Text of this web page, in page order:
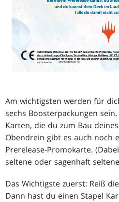
Am wichtigsten werden für
sechs Boosterpackungen
Karten, die du zum Bau
Obendrein gibt es auch noch
Prerelease-Promokarte.
seltene oder sagenhaft
Das Wichtigste zuerst: Reiß
Dann hast du einen Stapel